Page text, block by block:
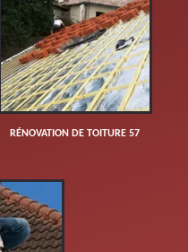
RÉNOVATION DE TOITURE 57